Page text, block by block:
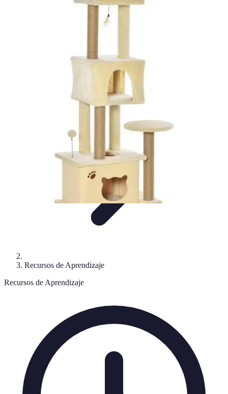
Consejos de Aprendizaje
Aprendizaje de Idiomas
Formación en Español
Recursos de Aprendizaje
Recursos de Aprendizaje